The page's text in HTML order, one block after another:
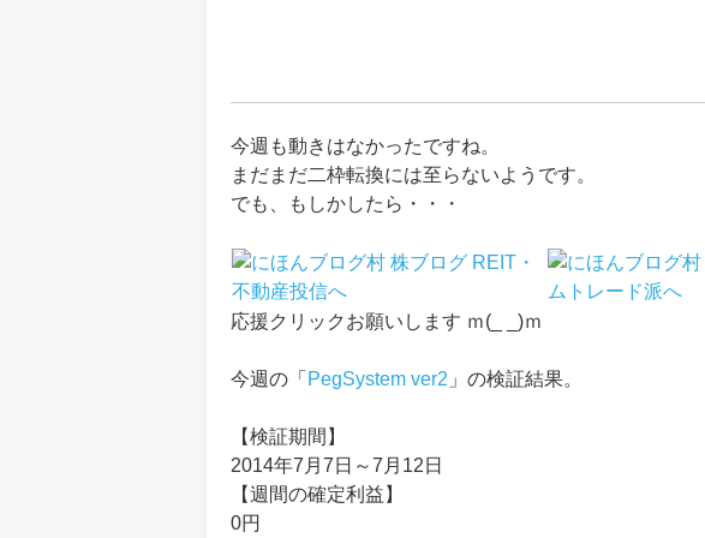
今週も動きはなかったですね。
まだまだ二枠転換には至らないようです。
でも、もしかしたら・・・
応援クリックお願いします ｍ(_ _)ｍ
今週の「 PegSystem ver2 」の検証結果。
【検証期間】
2014年7月7日～7月12日
【週間の確定利益】
0円